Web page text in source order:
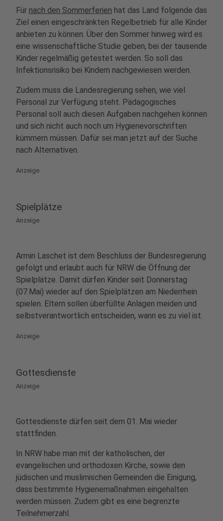
Für nach den Sommerferien hat das Land folgende das
Ziel einen eingeschränkten Regelbetrieb für alle Kinder
anbieten zu können. Über den Sommer hinweg wird es
eine wissenschaftliche Studie geben, bei der tausende
Kinder regelmäßig getestet werden. So soll das
Infektionsrisiko bei Kindern nachgewiesen werden.
Zudem muss die Landesregierung sehen, wie viel
Personal zur Verfügung steht. Pädagogisches
Personal soll auch diesen Aufgaben nachgehen können
und sich nicht auch noch um Hygienevorschriften
kümmern müssen. Dafür sei man jetzt auf der Suche
nach Alternativen.
Anzeige
Spielplätze
Anzeige
Armin Laschet ist dem Beschluss der Bundesregierung
gefolgt und erlaubt auch für NRW die Öffnung der
Spielplätze. Damit dürfen Kinder seit Donnerstag
(07.Mai) wieder auf den Spielplätzen am Niederrhein
spielen. Eltern sollen überfüllte Anlagen meiden und
selbstverantwortlich entscheiden, wann es zu viel ist.
Anzeige
Gottesdienste
Anzeige
Gottesdienste dürfen seit dem 01. Mai wieder
stattfinden.
In NRW habe man mit der katholischen, der
evangelischen und orthodoxen Kirche, sowie den
jüdischen und muslimischen Gemeinden die Einigung,
dass bestimmte Hygienemaßnahmen eingehalten
werden müssen. Zudem gibt es eine begrenzte
Teilnehmerzahl.